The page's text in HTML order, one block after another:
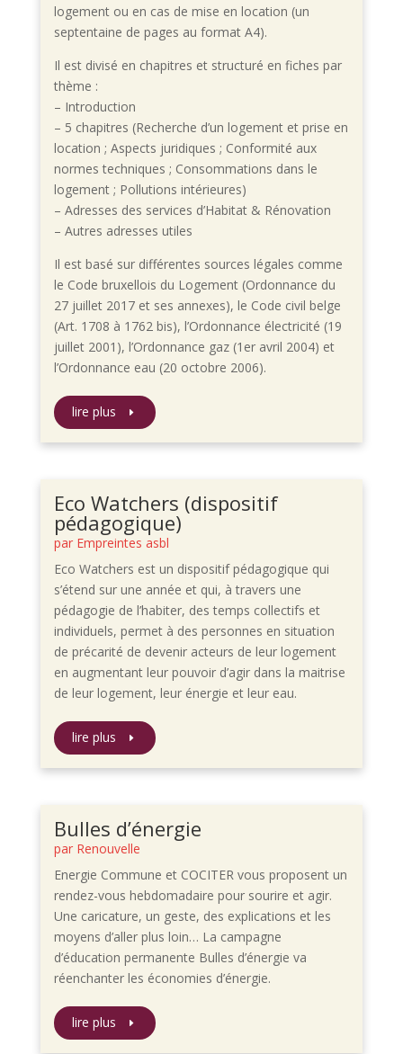
logement ou en cas de mise en location (un
septentaine de pages au format A4).
Il est divisé en chapitres et structuré en fiches par
thème :
– Introduction
– 5 chapitres (Recherche d’un logement et prise en
location ; Aspects juridiques ; Conformité aux
normes techniques ; Consommations dans le
logement ; Pollutions intérieures)
– Adresses des services d’Habitat & Rénovation
– Autres adresses utiles
Il est basé sur différentes sources légales comme
le Code bruxellois du Logement (Ordonnance du
27 juillet 2017 et ses annexes), le Code civil belge
(Art. 1708 à 1762 bis), l’Ordonnance électricité (19
juillet 2001), l’Ordonnance gaz (1er avril 2004) et
l’Ordonnance eau (20 octobre 2006).
lire plus
Eco Watchers (dispositif
pédagogique)
par Empreintes asbl
Eco Watchers est un dispositif pédagogique qui
s’étend sur une année et qui, à travers une
pédagogie de l’habiter, des temps collectifs et
individuels, permet à des personnes en situation
de précarité de devenir acteurs de leur logement
en augmentant leur pouvoir d’agir dans la maitrise
de leur logement, leur énergie et leur eau.
lire plus
Bulles d’énergie
par Renouvelle
Energie Commune et COCITER vous proposent un
rendez-vous hebdomadaire pour sourire et agir.
Une caricature, un geste, des explications et les
moyens d’aller plus loin… La campagne
d’éducation permanente Bulles d’énergie va
réenchanter les économies d’énergie.
lire plus